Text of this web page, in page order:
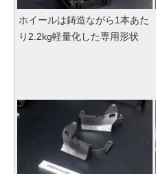
ホイールは鋳造ながら1本あた
り2.2kg軽量化した専用形状